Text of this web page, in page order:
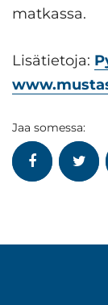
matkassa.
Lisätietoja:
Jaa somessa: